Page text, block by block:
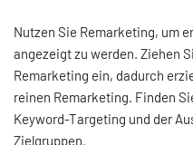
Nutzen Sie Remarketing, um
angezeigt zu werden. Ziehen
Remarketing ein, dadurch
reinen Remarketing. Finden
Keyword-Targeting und der
Zielgruppen.